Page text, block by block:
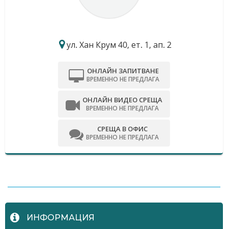
ул. Хан Крум 40, ет. 1, ап. 2
ОНЛАЙН ЗАПИТВАНЕ
ВРЕМЕННО НЕ ПРЕДЛАГА
ОНЛАЙН ВИДЕО СРЕЩА
ВРЕМЕННО НЕ ПРЕДЛАГА
СРЕЩА В ОФИС
ВРЕМЕННО НЕ ПРЕДЛАГА
ИНФОРМАЦИЯ